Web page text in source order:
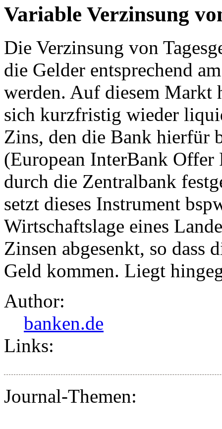
Variable Verzinsung
Die Verzinsung von
die Gelder entsprechend
werden. Auf diesem Markt
sich kurzfristig wieder
Zins, den die Bank hierfür
(European InterBank
durch die Zentralbank
setzt dieses Instrument
Wirtschaftslage eines
Zinsen abgesenkt, so dass
Geld kommen. Liegt
Author:
banken.de
Links:
Journal-Themen: